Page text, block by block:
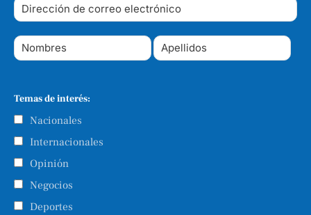
Temas de interés:
Nacionales
Internacionales
Opinión
Negocios
Deportes